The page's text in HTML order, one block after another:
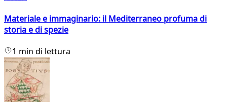
Materiale e immaginario: il Mediterraneo profuma di
storia e di spezie
1 min di lettura